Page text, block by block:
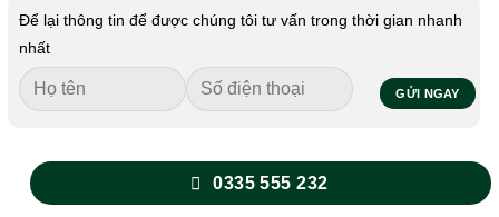
Để lại thông tin để được chúng tôi tư vấn trong thời gian nhanh
nhất
0335 555 232